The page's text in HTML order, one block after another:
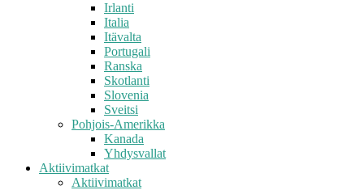
Irlanti
Italia
Itävalta
Portugali
Ranska
Skotlanti
Slovenia
Sveitsi
Pohjois-Amerikka
Kanada
Yhdysvallat
Aktiivimatkat
Aktiivimatkat